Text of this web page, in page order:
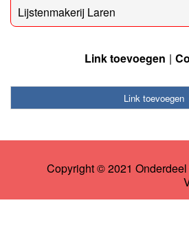
Lijstenmakerij Laren
Link toevoegen
Link toevoegen
Copyright © 2021 Onderdeel